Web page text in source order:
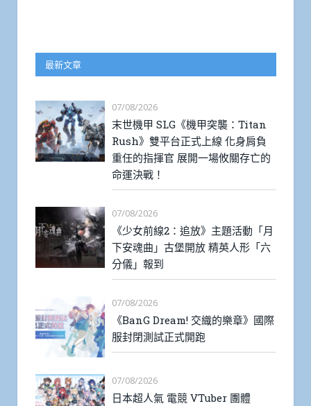
最新文章
07/08/2026
末世機甲 SLG《機甲突襲：Titan
Rush》雙平台正式上線 化身肩負
重任的指揮官 展開一場攸關存亡的
命運決戰！
07/08/2026
《少女前線2：追放》主題活動「月
下安魂曲」古堡開放 精英人形「六
分儀」報到
07/08/2026
《BanG Dream! 交織的樂章》國際
服封閉測試正式開跑
07/08/2026
日本超人氣 電競 VTuber 團體